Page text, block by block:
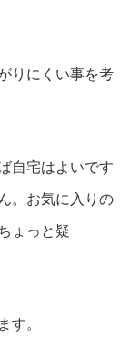
りにくい事を考
自宅はよいです
。お気に入りの
ょっと疑
す。